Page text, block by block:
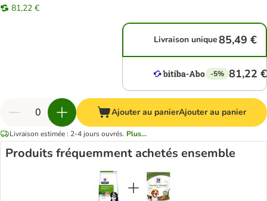
81,22 €
Livraison unique85,49 €
-5% 81,22 €
Ajouter au panierAjouter au panier
Livraison estimée : 2-4 jours ouvrés. Plus...
Produits fréquemment achetés ensemble